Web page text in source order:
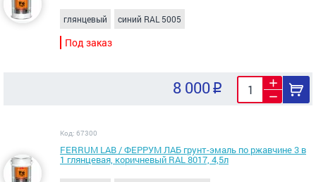
глянцевый синий RAL 5005
Под заказ
8 000
Код: 67300
FERRUM LAB / ФЕРРУМ ЛАБ грунт-эмаль по ржавчине 3 в
1 глянцевая, коричневый RAL 8017, 4,5л